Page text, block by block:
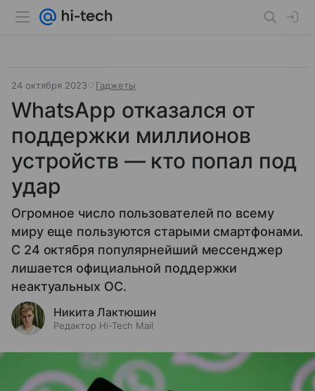
24 октября 2023 Гаджеты
WhatsApp отказался от
поддержки миллионов
устройств — кто попал под
удар
Огромное число пользователей по всему
миру еще пользуются старыми смартфонами.
С 24 октября популярнейший мессенджер
лишается официальной поддержки
неактуальных ОС.
Никита Лактюшин
Редактор Hi-Tech Mail